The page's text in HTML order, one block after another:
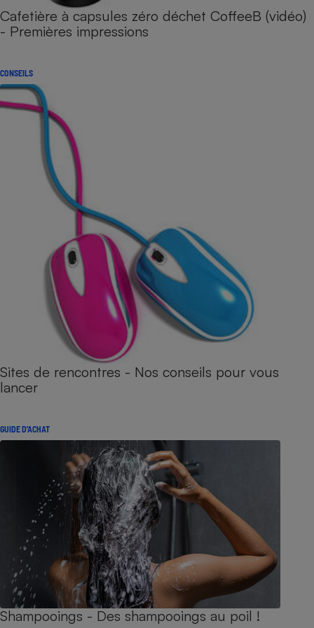
Cafetière à capsules zéro déchet CoffeeB (vidéo)
- Premières impressions
CONSEILS
Sites de rencontres - Nos conseils pour vous
lancer
GUIDE D'ACHAT
Shampooings - Des shampooings au poil !